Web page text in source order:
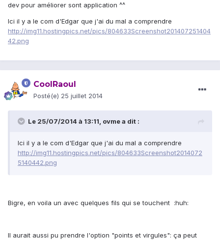
dev pour améliorer sont application ^^
Ici il y a le com d'Edgar que j'ai du mal a comprendre
http://img11.hostingpics.net/pics/804633Screenshot201407251404
42.png
CoolRaoul
Posté(e) 25 juillet 2014
Le 25/07/2014 à 13:11, ovme a dit :
Ici il y a le com d'Edgar que j'ai du mal a comprendre
http://img11.hostingpics.net/pics/804633Screenshot2014072
5140442.png
Bigre, en voila un avec quelques fils qui se touchent :huh:
Il aurait aussi pu prendre l'option "points et virgules": ça peut